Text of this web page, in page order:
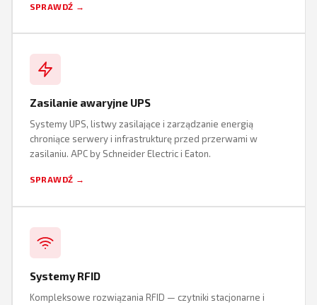
SPRAWDŹ →
Zasilanie awaryjne UPS
Systemy UPS, listwy zasilające i zarządzanie energią
chroniące serwery i infrastrukturę przed przerwami w
zasilaniu. APC by Schneider Electric i Eaton.
SPRAWDŹ →
Systemy RFID
Kompleksowe rozwiązania RFID — czytniki stacjonarne i